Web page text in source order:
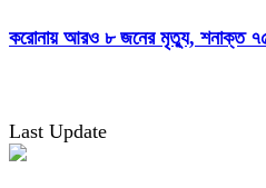
করোনায় আরও ৮ জনের মৃত্যু, শনাক্ত
Last Update